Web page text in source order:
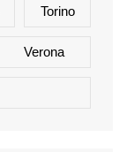
Torino
Verona